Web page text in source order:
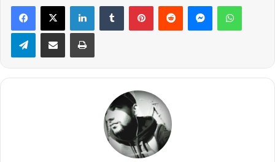
Facebook
X LinkedinTumblr PinterestReddit Messenger
TelegramCompartilhar via e-mail Imprimir